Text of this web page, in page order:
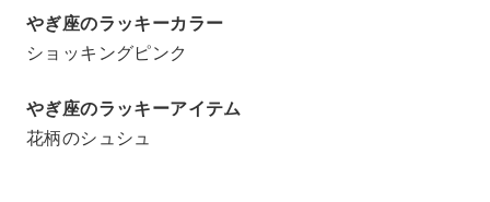
やぎ座のラッキーカラー
ショッキングピンク
やぎ座のラッキーアイテム
花柄のシュシュ